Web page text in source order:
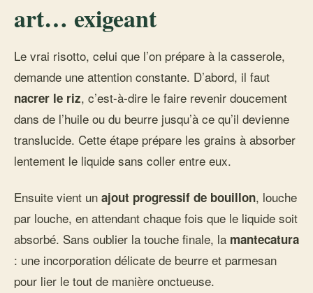
art… exigeant
Le vrai risotto, celui que l’on prépare à la casserole,
demande une attention constante. D’abord, il faut
nacrer le riz, c’est-à-dire le faire revenir doucement
dans de l’huile ou du beurre jusqu’à ce qu’il devienne
translucide. Cette étape prépare les grains à absorber
lentement le liquide sans coller entre eux.
Ensuite vient un ajout progressif de bouillon, louche
par louche, en attendant chaque fois que le liquide soit
absorbé. Sans oublier la touche finale, la mantecatura
: une incorporation délicate de beurre et parmesan
pour lier le tout de manière onctueuse.